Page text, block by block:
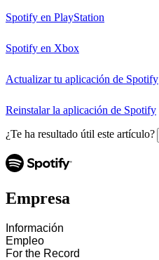
Spotify en PlayStation
Spotify en Xbox
Actualizar tu aplicación de Spotify
Reinstalar la aplicación de Spotify
¿Te ha resultado útil este artículo?
Empresa
Información
Empleo
For the Record